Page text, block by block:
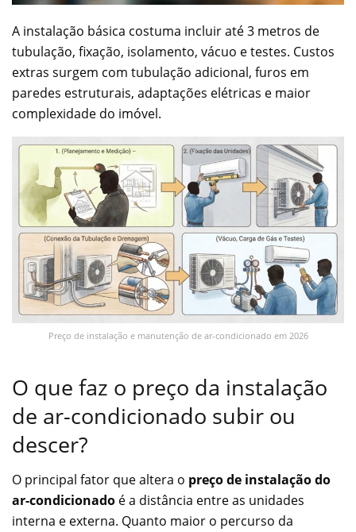
A instalação básica costuma incluir até 3 metros de
tubulação, fixação, isolamento, vácuo e testes. Custos
extras surgem com tubulação adicional, furos em
paredes estruturais, adaptações elétricas e maior
complexidade do imóvel.
Preço de instalação e manutenção de ar-condicionado em 2026
O que faz o preço da instalação
de ar-condicionado subir ou
descer?
O principal fator que altera o preço de instalação do
ar-condicionado é a distância entre as unidades
interna e externa. Quanto maior o percurso da